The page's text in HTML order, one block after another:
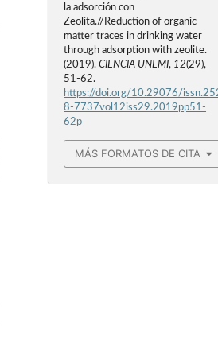
la adsorción con
Zeolita.//Reduction of organic
matter traces in drinking water
through adsorption with zeolite.
(2019).CIENCIA UNEMI, 12(29),
51-62.
https://doi.org/10.29076/
8-7737vol12iss29.2019pp51-
62p
MÁS FORMATOS DE CITA